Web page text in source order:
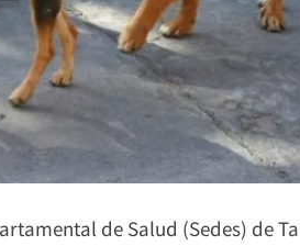
de Salud (Sedes) de